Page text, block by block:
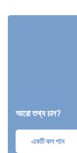
আরো তথ্য চান?
একটি কল পান